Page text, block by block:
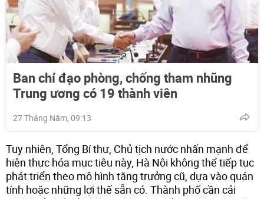
Ban chỉ đạo phòng, chống tham nhũng
Trung ương có 19 thành viên
27 Tháng Năm, 09:13
Tuy nhiên, Tổng Bí thư, Chủ tịch nước nhấn mạnh để
hiện thực hóa mục tiêu này, Hà Nội không thể tiếp tục
phát triển theo mô hình tăng trưởng cũ, dựa vào quán
tính hoặc những lợi thế sẵn có. Thành phố cần cải